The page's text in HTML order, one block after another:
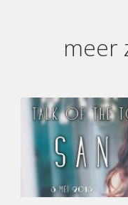
meer